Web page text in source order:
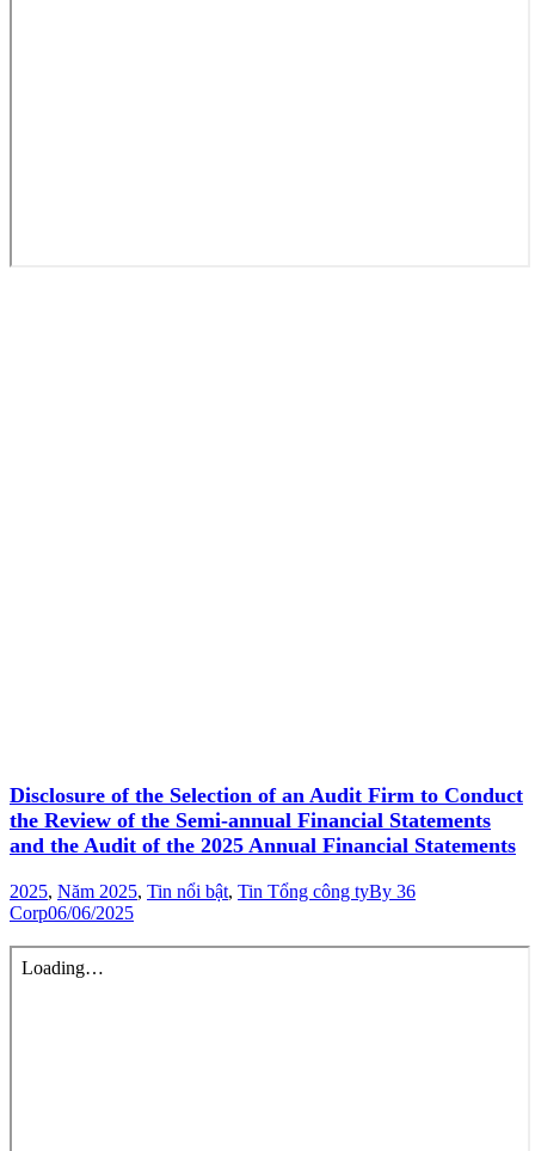
Disclosure of the Selection of an Audit Firm to Conduct
the Review of the Semi-annual Financial Statements
and the Audit of the 2025 Annual Financial Statements
2025, Năm 2025, Tin nổi bật, Tin Tổng công tyBy 36
Corp06/06/2025